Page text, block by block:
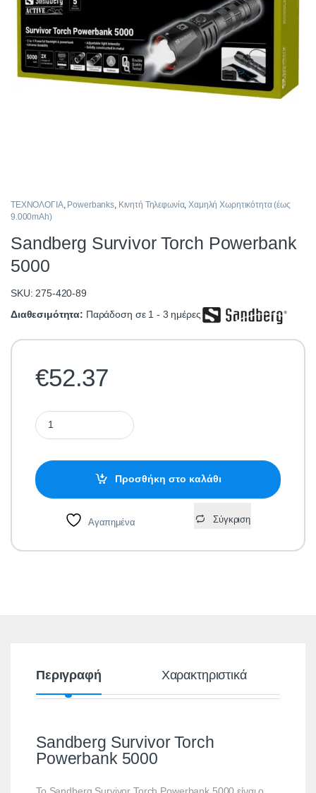
ΤΕΧΝΟΛΟΓΙΑ, Powerbanks, Κινητή Τηλεφωνία,Χαμηλή Χωρητικότητα (έως
9.000mAh)
Sandberg Survivor Torch Powerbank
5000
SKU: 275-420-89
Διαθεσιμότητα: Παράδοση σε 1 - 3 ημέρες
€52.37
Sandberg Survivor Torch Powerbank 5000 quantity
Προσθήκη στο καλάθι
Αγαπημένα Σύγκριση
Περιγραφή Χαρακτηριστικά
Sandberg Survivor Torch
Powerbank 5000
Το Sandberg Survivor Torch Powerbank 5000 είναι ο